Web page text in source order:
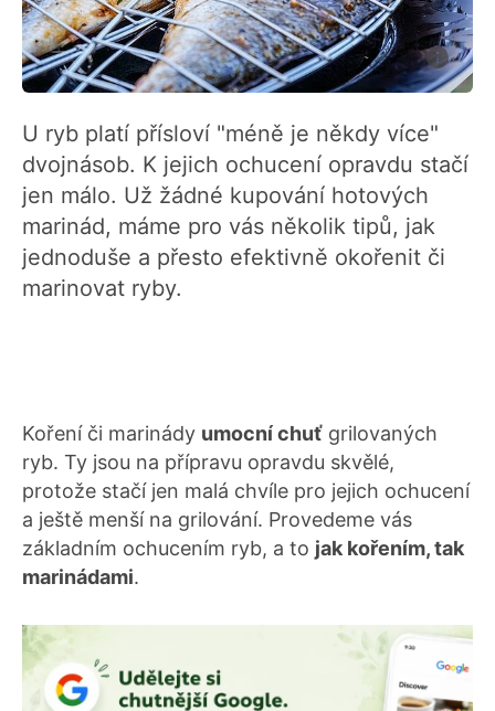
U ryb platí přísloví "méně je někdy více"
dvojnásob. K jejich ochucení opravdu stačí
jen málo. Už žádné kupování hotových
marinád, máme pro vás několik tipů, jak
jednoduše a přesto efektivně okořenit či
marinovat ryby.
Koření či marinády umocní chuť grilovaných
ryb. Ty jsou na přípravu opravdu skvělé,
protože stačí jen malá chvíle pro jejich ochucení
a ještě menší na grilování. Provedeme vás
základním ochucením ryb, a to jak kořením, tak
marinádami.